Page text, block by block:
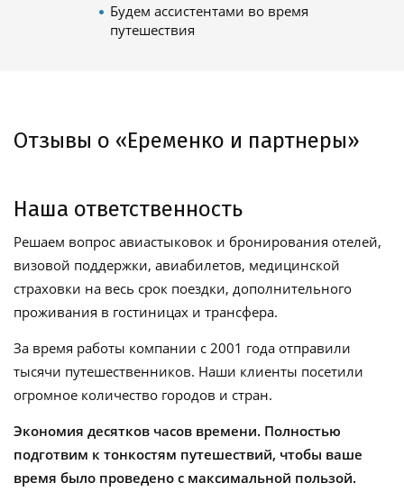
Будем ассистентами во время
путешествия
Отзывы о «Еременко и партнеры»
Наша ответственность
Решаем вопрос авиастыковок и бронирования отелей,
визовой поддержки, авиабилетов, медицинской
страховки на весь срок поездки, дополнительного
проживания в гостиницах и трансфера.
За время работы компании с 2001 года отправили
тысячи путешественников. Наши клиенты посетили
огромное количество городов и стран.
Экономия десятков часов времени. Полностью
подготвим к тонкостям путешествий, чтобы ваше
время было проведено с максимальной пользой.